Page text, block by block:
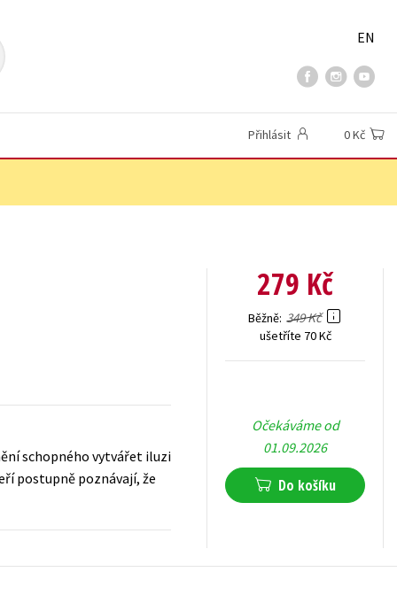
EN
Přihlásit 0 Kč
schopného vytvářet iluzi
postupně poznávají, že
279 Kč
Běžně 349 Kč
ušetříte 70 Kč
Očekáváme od
01.09.2026
Do košíku